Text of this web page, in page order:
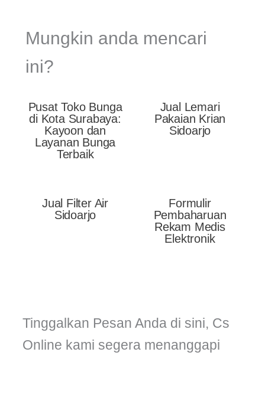
Mungkin anda mencari
ini?
Pusat Toko Bunga
di Kota Surabaya:
Kayoon dan
Layanan Bunga
Terbaik
Jual Lemari
Pakaian Krian
Sidoarjo
Jual Filter Air
Sidoarjo
Formulir
Pembaharuan
Rekam Medis
Elektronik
Tinggalkan Pesan Anda di sini, Cs
Online kami segera menanggapi